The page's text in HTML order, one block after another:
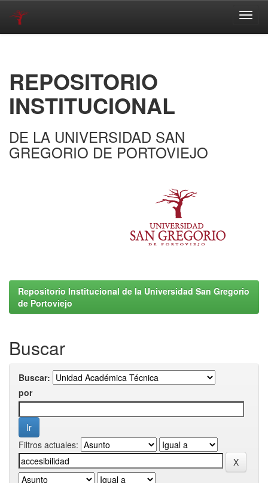
REPOSITORIO
INSTITUCIONAL
DE LA UNIVERSIDAD SAN
GREGORIO DE PORTOVIEJO
Repositorio Institucional de la Universidad San Gregorio
de Portoviejo
Buscar
Buscar:
por
Filtros actuales: